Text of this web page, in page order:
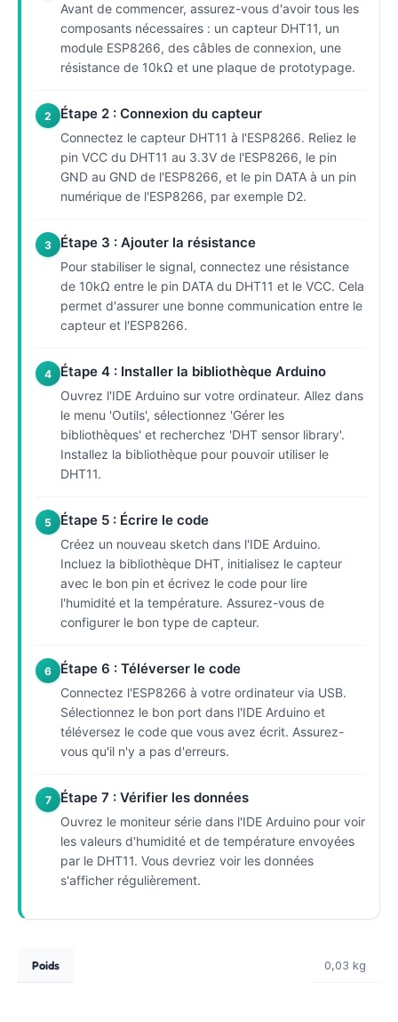
Avant de commencer, assurez-vous d'avoir tous les
composants nécessaires : un capteur DHT11, un
module ESP8266, des câbles de connexion, une
résistance de 10kΩ et une plaque de prototypage.
2 Étape 2 : Connexion du capteur
Connectez le capteur DHT11 à l'ESP8266. Reliez le
pin VCC du DHT11 au 3.3V de l'ESP8266, le pin
GND au GND de l'ESP8266, et le pin DATA à un pin
numérique de l'ESP8266, par exemple D2.
3 Étape 3 : Ajouter la résistance
Pour stabiliser le signal, connectez une résistance
de 10kΩ entre le pin DATA du DHT11 et le VCC. Cela
permet d'assurer une bonne communication entre le
capteur et l'ESP8266.
4 Étape 4 : Installer la bibliothèque Arduino
Ouvrez l'IDE Arduino sur votre ordinateur. Allez dans
le menu 'Outils', sélectionnez 'Gérer les
bibliothèques' et recherchez 'DHT sensor library'.
Installez la bibliothèque pour pouvoir utiliser le
DHT11.
5 Étape 5 : Écrire le code
Créez un nouveau sketch dans l'IDE Arduino.
Incluez la bibliothèque DHT, initialisez le capteur
avec le bon pin et écrivez le code pour lire
l'humidité et la température. Assurez-vous de
configurer le bon type de capteur.
6 Étape 6 : Téléverser le code
Connectez l'ESP8266 à votre ordinateur via USB.
Sélectionnez le bon port dans l'IDE Arduino et
téléversez le code que vous avez écrit. Assurez-
vous qu'il n'y a pas d'erreurs.
7 Étape 7 : Vérifier les données
Ouvrez le moniteur série dans l'IDE Arduino pour voir
les valeurs d'humidité et de température envoyées
par le DHT11. Vous devriez voir les données
s'afficher régulièrement.
Poids 0,03 kg